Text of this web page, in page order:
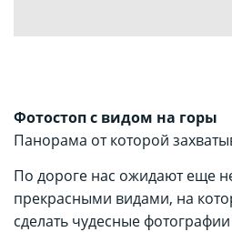
Фотостоп с видом на горы
Панорама от которой
По дороге нас ожидают еще
прекрасными видами, на
сделать чудесные